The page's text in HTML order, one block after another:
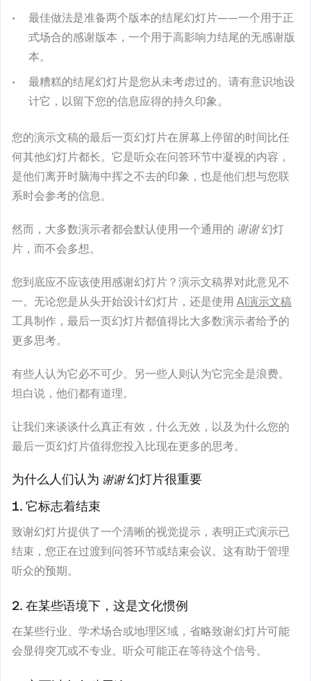
最佳做法是准备两个版本的结尾幻灯片——一个用于正
式场合的感谢版本，一个用于高影响力结尾的无感谢版
本。
最糟糕的结尾幻灯片是您从未考虑过的。请有意识地设
计它，以留下您的信息应得的持久印象。
您的演示文稿的最后一页幻灯片在屏幕上停留的时间比任
何其他幻灯片都长。它是听众在问答环节中凝视的内容，
是他们离开时脑海中挥之不去的印象，也是他们想与您联
系时会参考的信息。
然而，大多数演示者都会默认使用一个通用的 谢谢幻灯
片，而不会多想。
您到底应不应该使用感谢幻灯片？演示文稿界对此意见不
一。无论您是从头开始设计幻灯片，还是使用 AI演示文稿
工具制作，最后一页幻灯片都值得比大多数演示者给予的
更多思考。
有些人认为它必不可少。另一些人则认为它完全是浪费。
坦白说，他们都有道理。
让我们来谈谈什么真正有效，什么无效，以及为什么您的
最后一页幻灯片值得您投入比现在更多的思考。
为什么人们认为 谢谢幻灯片很重要
1. 它标志着结束
致谢幻灯片提供了一个清晰的视觉提示，表明正式演示已
结束，您正在过渡到问答环节或结束会议。这有助于管理
听众的预期。
2. 在某些语境下，这是文化惯例
在某些行业、学术场合或地理区域，省略致谢幻灯片可能
会显得突兀或不专业。听众可能正在等待这个信号。